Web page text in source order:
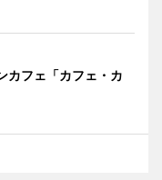
カフェ「カフェ・カ